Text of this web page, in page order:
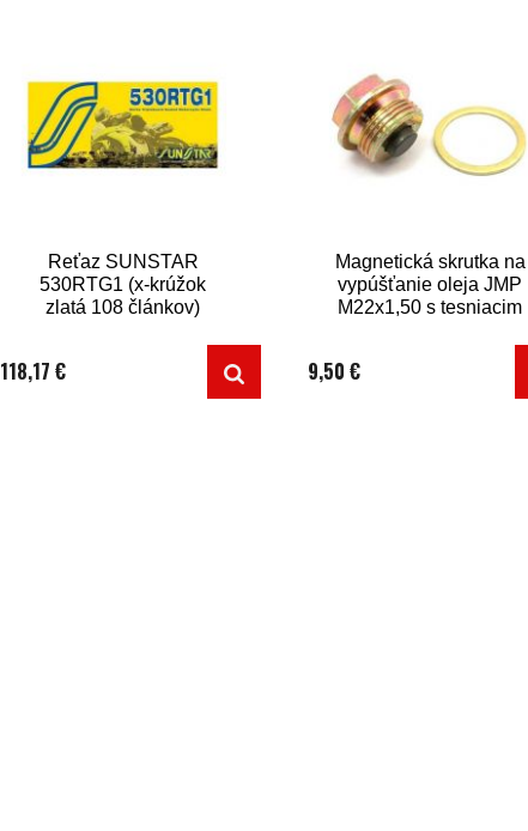
Reťaz SUNSTAR
530RTG1 (x-krúžok
zlatá 108 článkov)
118,17 €
Magnetická skrutka na
vypúšťanie oleja JMP
M22x1,50 s tesniacim
9,50 €